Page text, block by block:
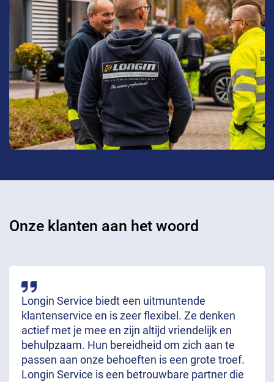
Onze klanten aan het woord
Longin Service biedt een uitmuntende
klantenservice en is zeer flexibel. Ze denken
actief met je mee en zijn altijd vriendelijk en
behulpzaam. Hun bereidheid om zich aan te
passen aan onze behoeften is een grote troef.
Longin Service is een betrouwbare partner die